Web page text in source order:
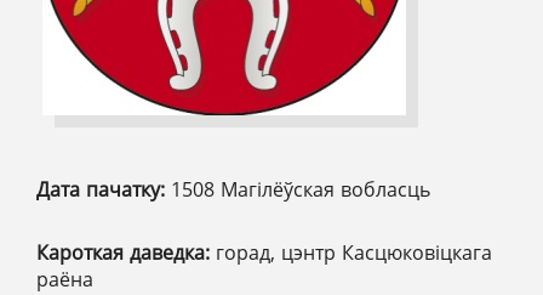
Дата пачатку: 1508 Магілёўская вобласць
Кароткая даведка: горад, цэнтр Касцюковіцкага
раёна